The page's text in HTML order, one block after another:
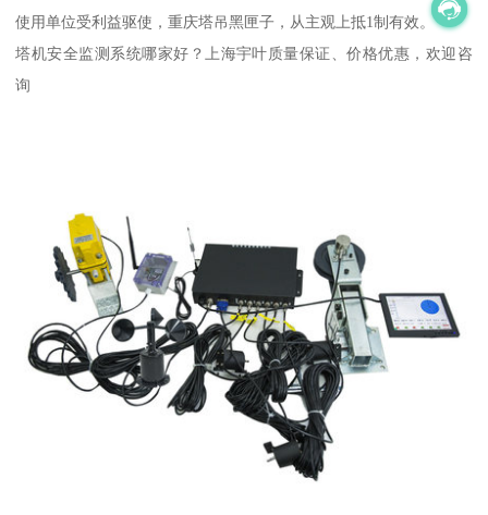
使用单位受利益驱使，重庆塔吊黑匣子，从主观上抵1制有效。
塔机安全监测系统哪家好？上海宇叶质量保证、价格优惠，欢迎咨
询